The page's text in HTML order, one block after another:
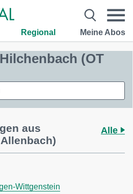
Regional Meine Abos
(OT
aus
Alle
Wittgenstein